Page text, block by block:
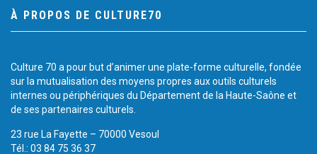
À PROPOS DE CULTURE70
Culture 70 a pour but d’animer une plate-forme culturelle, fondée
sur la mutualisation des moyens propres aux outils culturels
internes ou périphériques du Département de la Haute-Saône et
de ses partenaires culturels.
23 rue La Fayette – 70000 Vesoul
Tél.: 03 84 75 36 37